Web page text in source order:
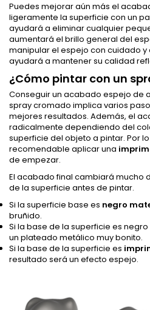
Puedes mejorar aún más el
ligeramente la superficie con un
ayudará a eliminar cualquier
aumentará el brillo general del
manipular el espejo con cuidado
ayudará a mantener su calidad
¿Cómo pintar con un
Conseguir un acabado espejo de
spray cromado implica varios
mejores resultados. Además, el
radicalmente dependiendo del
superficie del objeto a pintar. Por
recomendable aplicar una
de empezar.
El acabado final cambiará
de la superficie antes de pintar.
Si la superficie base es negro
bruñido.
Si la base de la superficie es
un plateado metálico muy bonito.
Si la base de la superficie es
resultado será un efecto espejo.